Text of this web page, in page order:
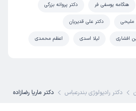
و با حوصله ای هستن و کامل برای هر
هنگامه یوسفی فر دکتر پروانه بزرگی
ملیحی دکتر علی قدیریان
افشاری لیلا اسدی اعظم محمدی
دکتر رادیولوژی بندرعباس دکتر ماریا رضازاده